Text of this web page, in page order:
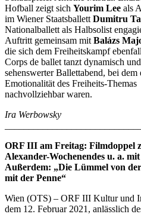
Hofball zeigt sich Yourim Lee als
im Wiener Staatsballett Dumitru
Nationalballett als Halbsolist
Auftritt gemeinsam mit Balázs
die sich dem Freiheitskampf
Corps de ballet tanzt dynamisch
sehenswerter Ballettabend, bei
Emotionalität des Freiheits-
nachvollziehbar waren.
Ira Werbowsky
ORF III am Freitag: Filmdoppel
Alexander-Wochenendes u. a.
Außerdem: „Die Lümmel von
mit der Penne“
Wien (OTS) – ORF III Kultur und
dem 12. Februar 2021, anlässlich